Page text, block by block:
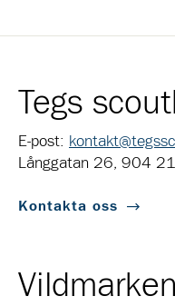
Tegs
E-post:
Långgatan 26, 904
Kontakta oss